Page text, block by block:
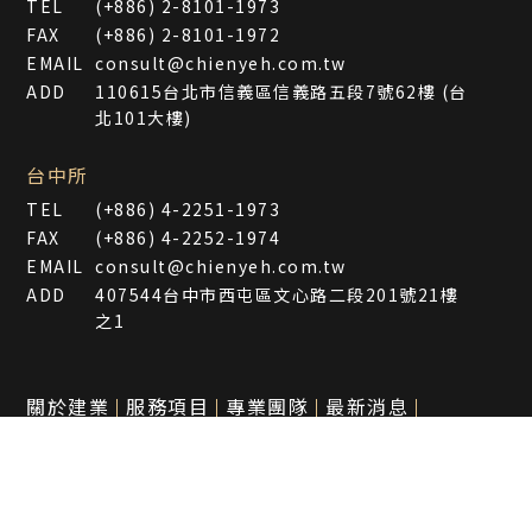
TEL
(+886) 2-8101-1973
FAX
(+886) 2-8101-1972
EMAIL consult@chienyeh.com.tw
ADD
110615台北市信義區信義路五段7號62樓 (台
北101大樓)
台中所
TEL
(+886) 4-2251-1973
FAX
(+886) 4-2252-1974
EMAIL
consult@chienyeh.com.tw
ADD
407544台中市西屯區文心路二段201號21樓
之1
關於建業 服務項目 專業團隊
最新消息